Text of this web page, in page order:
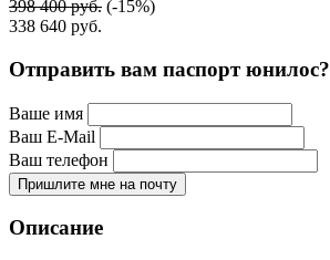
398 400 руб. (-15%)
338 640 руб.
Отправить вам паспорт юнилос?
Ваше имя
Ваш E-Mail
Ваш телефон
Пришлите мне на почту
Описание